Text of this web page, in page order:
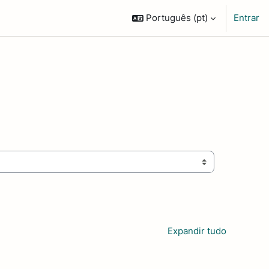
Português ‎(pt)‎ Entrar
Expandir tudo